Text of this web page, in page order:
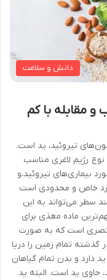
دانش و سلامت
و مقابله با کم
تیروئید، ید است.
نوع رژیم لاغری مناسب
بیماری‌های تیروئید،و
خاص و محدودی است
سطر می‌تواند به این
ماده مغذی برای
است که به صورت
گذشته تمام زمین را دریا
دارد و بدن تمام گیاهان
حاوی ید است‌. البته ید